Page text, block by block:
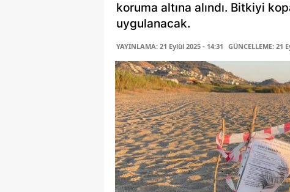
koruma altına alındı. Bitkiyi
uygulanacak.
YAYINLAMA: 21 Eylül 2025 - 14:31 GÜNCELLEME: 21